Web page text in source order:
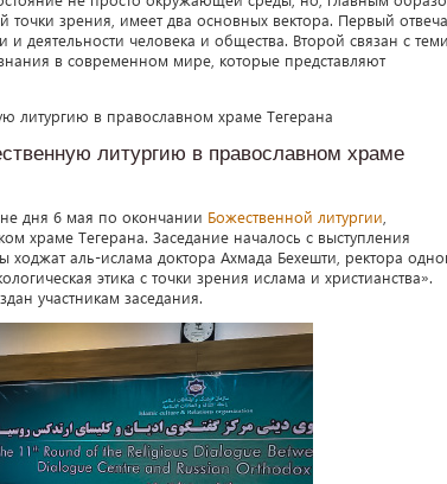
точки зрения, имеет два основных вектора. Первый
деятельности человека и общества. Второй связан с
в современном мире, которые представляют
литургию в православном храме
дня 6 мая по окончании Божественной литургии
храме Тегерана. Заседание началось с выступления
ходжат аль-ислама доктора Ахмада Бехешти, ректора
этика с точки зрения ислама и христианства».
участникам заседания.